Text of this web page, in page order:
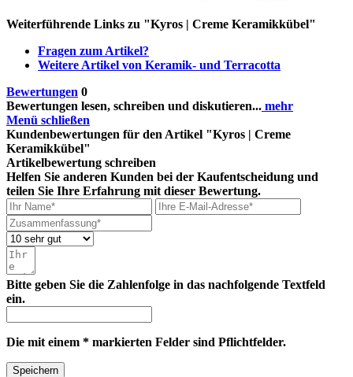
Weiterführende Links zu "Kyros | Creme Keramikkübel"
Fragen zum Artikel?
Weitere Artikel von Keramik- und Terracotta
Bewertungen 0
Bewertungen lesen, schreiben und diskutieren... mehr
Menü schließen
Kundenbewertungen für den Artikel "Kyros | Creme
Keramikkübel"
Artikelbewertung schreiben
Helfen Sie anderen Kunden bei der Kaufentscheidung und
teilen Sie Ihre Erfahrung mit dieser Bewertung.
Bitte geben Sie die Zahlenfolge in das nachfolgende Textfeld
ein.
Die mit einem * markierten Felder sind Pflichtfelder.
Speichern